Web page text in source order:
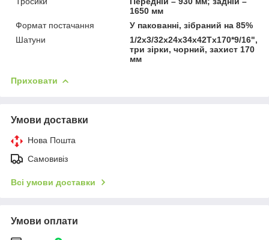
1650 мм
Формат постачання
У пакованні, зібраний на 85%
Шатуни
1/2х3/32х24х34х42Tх170*9/16",
три зірки, чорний, захист 170
мм
Приховати
Умови доставки
Нова Пошта
Самовивіз
Всі умови доставки
Умови оплати